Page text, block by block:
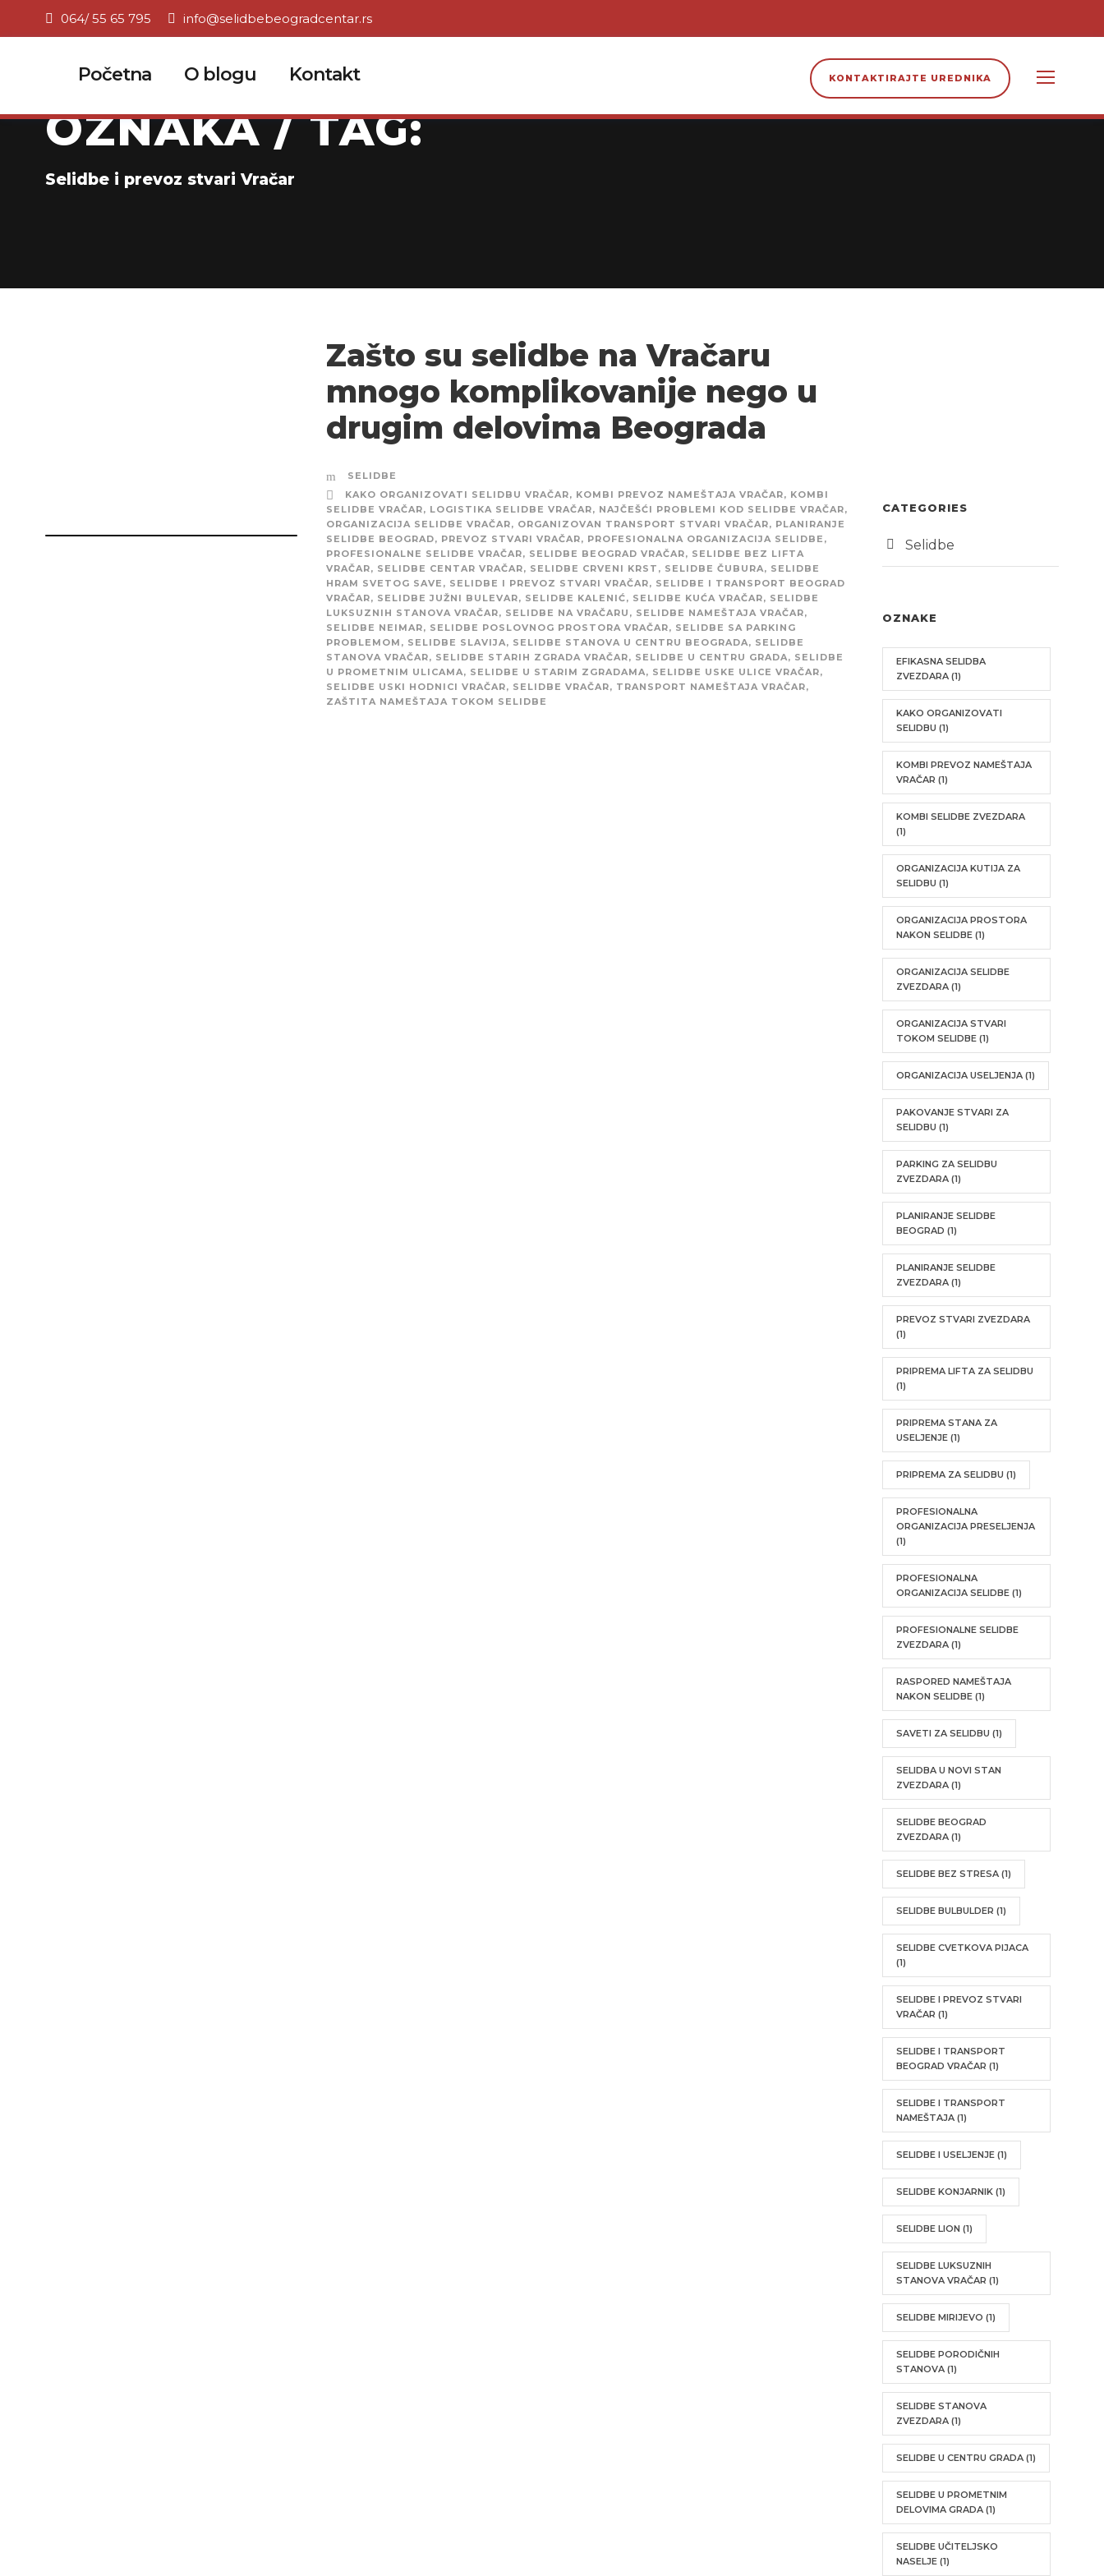
064/ 55 65 795 info@selidbebeogradcentar.rs
Početna O blogu Kontakt KONTAKTIRAJTE UREDNIKA
OZNAKA / TAG:
Selidbe i prevoz stvari Vračar
Zašto su selidbe na Vračaru
mnogo komplikovanije nego u
drugim delovima Beograda
SELIDBE
KAKO ORGANIZOVATI SELIDBU VRAČAR, KOMBI PREVOZ NAMEŠTAJA VRAČAR, KOMBI
SELIDBE VRAČAR, LOGISTIKA SELIDBE VRAČAR, NAJČEŠĆI PROBLEMI KOD SELIDBE VRAČAR,
ORGANIZACIJA SELIDBE VRAČAR, ORGANIZOVAN TRANSPORT STVARI VRAČAR, PLANIRANJE
SELIDBE BEOGRAD, PREVOZ STVARI VRAČAR, PROFESIONALNA ORGANIZACIJA SELIDBE ,
PROFESIONALNE SELIDBE VRAČAR, SELIDBE BEOGRAD VRAČAR, SELIDBE BEZ LIFTA
VRAČAR, SELIDBE CENTAR VRAČAR, SELIDBE CRVENI KRST , SELIDBE ČUBURA, SELIDBE
HRAM SVETOG SAVE , SELIDBE I PREVOZ STVARI VRAČAR, SELIDBE I TRANSPORT BEOGRAD
VRAČAR, SELIDBE JUŽNI BULEVAR, SELIDBE KALENIĆ, SELIDBE KUĆA VRAČAR, SELIDBE
LUKSUZNIH STANOVA VRAČAR, SELIDBE NA VRAČARU , SELIDBE NAMEŠTAJA VRAČAR,
SELIDBE NEIMAR, SELIDBE POSLOVNOG PROSTORA VRAČAR, SELIDBE SA PARKING
PROBLEMOM , SELIDBE SLAVIJA, SELIDBE STANOVA U CENTRU BEOGRADA, SELIDBE
STANOVA VRAČAR, SELIDBE STARIH ZGRADA VRAČAR, SELIDBE U CENTRU GRADA, SELIDBE
U PROMETNIM ULICAMA, SELIDBE U STARIM ZGRADAMA, SELIDBE USKE ULICE VRAČAR,
SELIDBE USKI HODNICI VRAČAR, SELIDBE VRAČAR, TRANSPORT NAMEŠTAJA VRAČAR,
ZAŠTITA NAMEŠTAJA TOKOM SELIDBE
CATEGORIES
Selidbe
OZNAKE
EFIKASNA SELIDBA
ZVEZDARA (1)
KAKO ORGANIZOVATI
SELIDBU (1)
KOMBI PREVOZ NAMEŠTAJA
VRAČAR (1)
KOMBI SELIDBE ZVEZDARA
(1)
ORGANIZACIJA KUTIJA ZA
SELIDBU (1)
ORGANIZACIJA PROSTORA
NAKON SELIDBE (1)
ORGANIZACIJA SELIDBE
ZVEZDARA (1)
ORGANIZACIJA STVARI
TOKOM SELIDBE (1)
ORGANIZACIJA USELJENJA (1)
PAKOVANJE STVARI ZA
SELIDBU (1)
PARKING ZA SELIDBU
ZVEZDARA (1)
PLANIRANJE SELIDBE
BEOGRAD (1)
PLANIRANJE SELIDBE
ZVEZDARA (1)
PREVOZ STVARI ZVEZDARA
(1)
PRIPREMA LIFTA ZA SELIDBU
(1)
PRIPREMA STANA ZA
USELJENJE (1)
PRIPREMA ZA SELIDBU (1)
PROFESIONALNA
ORGANIZACIJA PRESELJENJA
(1)
PROFESIONALNA
ORGANIZACIJA SELIDBE (1)
PROFESIONALNE SELIDBE
ZVEZDARA (1)
RASPORED NAMEŠTAJA
NAKON SELIDBE (1)
SAVETI ZA SELIDBU (1)
SELIDBA U NOVI STAN
ZVEZDARA (1)
SELIDBE BEOGRAD
ZVEZDARA (1)
SELIDBE BEZ STRESA (1)
SELIDBE BULBULDER (1)
SELIDBE CVETKOVA PIJACA
(1)
SELIDBE I PREVOZ STVARI
VRAČAR (1)
SELIDBE I TRANSPORT
BEOGRAD VRAČAR (1)
SELIDBE I TRANSPORT
NAMEŠTAJA (1)
SELIDBE I USELJENJE (1)
SELIDBE KONJARNIK (1)
SELIDBE LION (1)
SELIDBE LUKSUZNIH
STANOVA VRAČAR (1)
SELIDBE MIRIJEVO (1)
SELIDBE PORODIČNIH
STANOVA (1)
SELIDBE STANOVA
ZVEZDARA (1)
SELIDBE U CENTRU GRADA (1)
SELIDBE U PROMETNIM
DELOVIMA GRADA (1)
SELIDBE UČITELJSKO
NASELJE (1)